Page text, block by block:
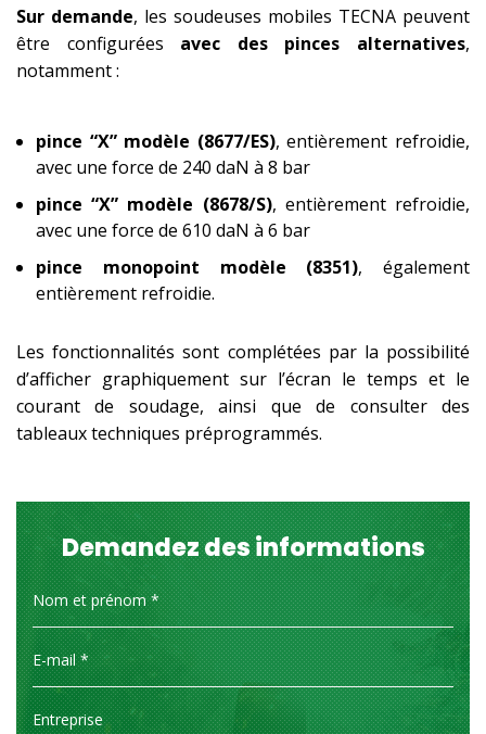
Sur demande, les soudeuses mobiles TECNA peuvent
être configurées avec des pinces alternatives,
notamment :
pince “X” modèle (8677/ES), entièrement refroidie,
avec une force de 240 daN à 8 bar
pince “X” modèle (8678/S), entièrement refroidie,
avec une force de 610 daN à 6 bar
pince monopoint modèle (8351), également
entièrement refroidie.
Les fonctionnalités sont complétées par la possibilité
d’afficher graphiquement sur l’écran le temps et le
courant de soudage, ainsi que de consulter des
tableaux techniques préprogrammés.
Demandez des informations